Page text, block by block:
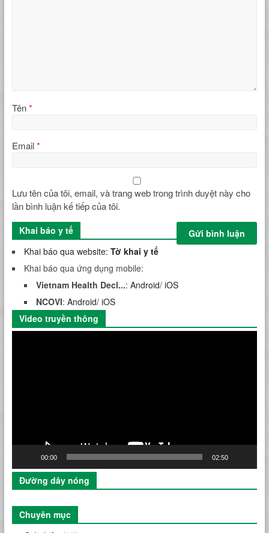
Tên*
Email*
Lưu tên của tôi, email, và trang web trong trình duyệt này cho
lần bình luận kế tiếp của tôi.
Khai báo y tế
Khai báo qua website: Tờ khai y tế
Khai báo qua ứng dụng mobile:
Vietnam Health Decl...: Android/ iOS
NCOVI: Android/ iOS
Video truyền thông
00:00 02:50
Đường dây nóng
Chuyên mục